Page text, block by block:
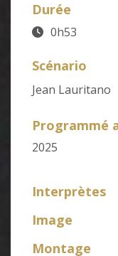
Durée
0h53
Scénario
Jean Lauritano
Programmé
2025
Interprètes
Image
Montage